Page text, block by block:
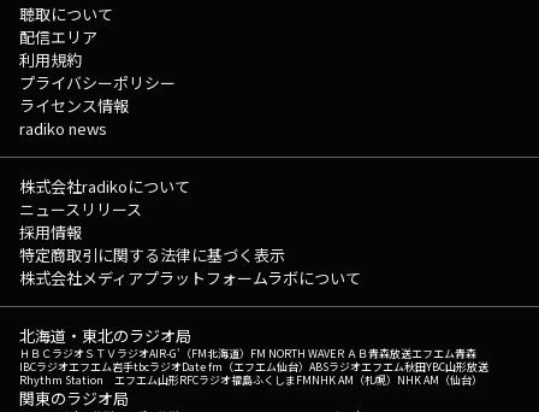
聴取について
配信エリア
利用規約
プライバシーポリシー
ライセンス情報
radiko news
株式会社radikoについて
ニュースリリース
採用情報
特定商取引に関する法律に基づく表示
株式会社メディアプラットフォームラボについて
北海道・東北のラジオ局
ＨＢＣラジオＳＴＶラジオAIR-G'（FM北海道） FM NORTH WAVEＲＡＢ青森放送エフエム青森
IBCラジオエフエム岩手tbcラジオDate fm（エフエム仙台） ABSラジオエフエム秋田YBC山形放送
Rhythm Station エフエム山形RFCラジオ福島ふくしまFMNHK AM（札幌） NHK AM（仙台）
関東のラジオ局